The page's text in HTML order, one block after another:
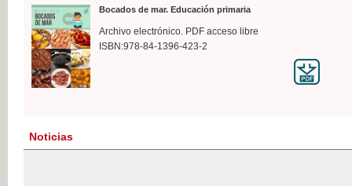
Bocados de mar. Educación primaria
Archivo electrónico. PDF acceso libre
ISBN:978-84-1396-423-2
Noticias